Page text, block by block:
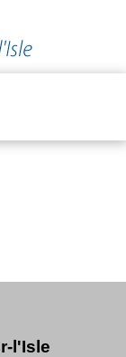
l'Isle